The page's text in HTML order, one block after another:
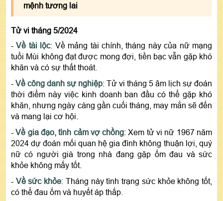
mệnh tương lai
Tử vi tháng 5/2024
-Về tài lộc: Về mảng tài chính, tháng này của nữ mạng
tuổi Mùi không đạt được mong đợi, tiền bạc vẫn gặp khó
khăn và có sự thất thoát.
- Về công danh sự nghiệp: Tử vi tháng 5 âm lịch sự đoán
thời điểm này việc kinh doanh ban đầu có thể gặp khó
khăn, nhưng ngày càng gần cuối tháng, may mắn sẽ đến
và mang lại cơ hội.
-Về gia đạo, tình cảm vợ chồng: Xem tử vi nữ 1967 năm
2024 dự đoán mối quan hệ gia đình không thuận lợi, quý
nữ có người già trong nhà đang gặp ốm đau và sức
khỏe không mấy tốt.
- Về sức khỏe: Tháng này tình trạng sức khỏe không tốt,
có thể đau ốm và huyết áp thấp.